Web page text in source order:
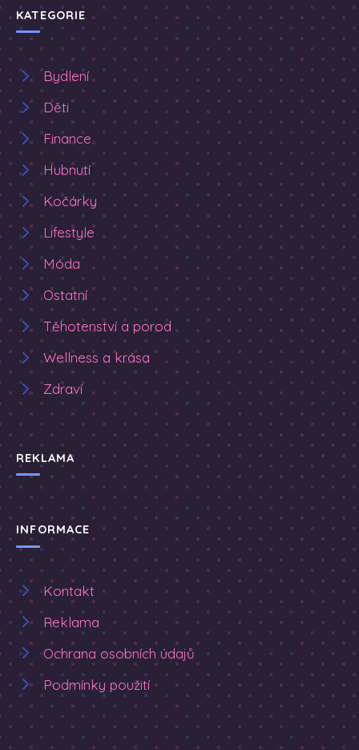
KATEGORIE
Bydlení
Děti
Finance
Hubnutí
Kočárky
Lifestyle
Móda
Ostatní
Těhotenství a porod
Wellness a krása
Zdraví
REKLAMA
INFORMACE
Kontakt
Reklama
Ochrana osobních údajů
Podmínky použití